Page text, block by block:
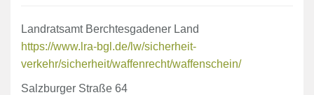
Landratsamt Berchtesgadener Land
https://www.lra-bgl.de/lw/sicherheit-
verkehr/sicherheit/waffenrecht/waffenschein/
Salzburger Straße 64